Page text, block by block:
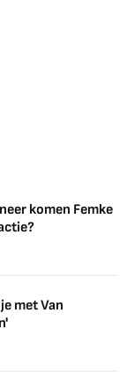
komen Femke
met Van